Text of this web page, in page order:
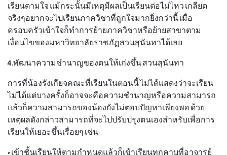
เรียนตามใจ แม้กระนั้นมีเหตุมีผลเป็นเรียนต่อไม่ไหว เกลียด
จริงๆอยากจะไปเรียนภาควิชาที่ถูกใจมากยิ่งกว่านี้ เมื่อ
ครอบครัวเข้าใจก็ทำการย้ายภาควิชาหรือย้ายสาขาตาม
เงื่อนไขของมหาวิทยาลัยราชภัฏสวนสุนันทาได้เลย
4.พัฒนาความชำนาญของตนให้เก่งขึ้น สวนสุนันทา
การที่น้องรังเกียจคณะที่เรียนในตอนนี้ ไม่ได้แสดงว่าจะเรียน
ไม่ได้แต่บางครั้งก็อาจจะคือความชำนาญหรือความสามารถ
แล้วก็ความสามารถของน้องยังไม่ตอบปัญหาเพียงพอ ด้วย
เหตุผลดังกล่าวสามารถที่จะไปปรับปรุงตนเองสำหรับเพื่อการ
เรียนให้เยอะขึ้นเรื่อยๆ เช่น
• เข้าชั้นเรียนให้ตามกำหนดแล้วก็เข้าเรียนทุกคาบที่อาจารย์